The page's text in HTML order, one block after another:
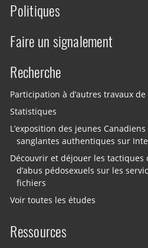
Politiques
Faire un signalement
Recherche
Participation à d’autres travaux
Statistiques
L’exposition des jeunes
sanglantes authentiques sur
Découvrir et déjouer les tactiques
d’abus pédosexuels sur les
fichiers
Voir toutes les études
Ressources